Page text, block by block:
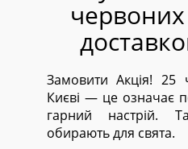
Замовити Акція! 25
Києві — це означає
гарний настрій.
обирають для свята.